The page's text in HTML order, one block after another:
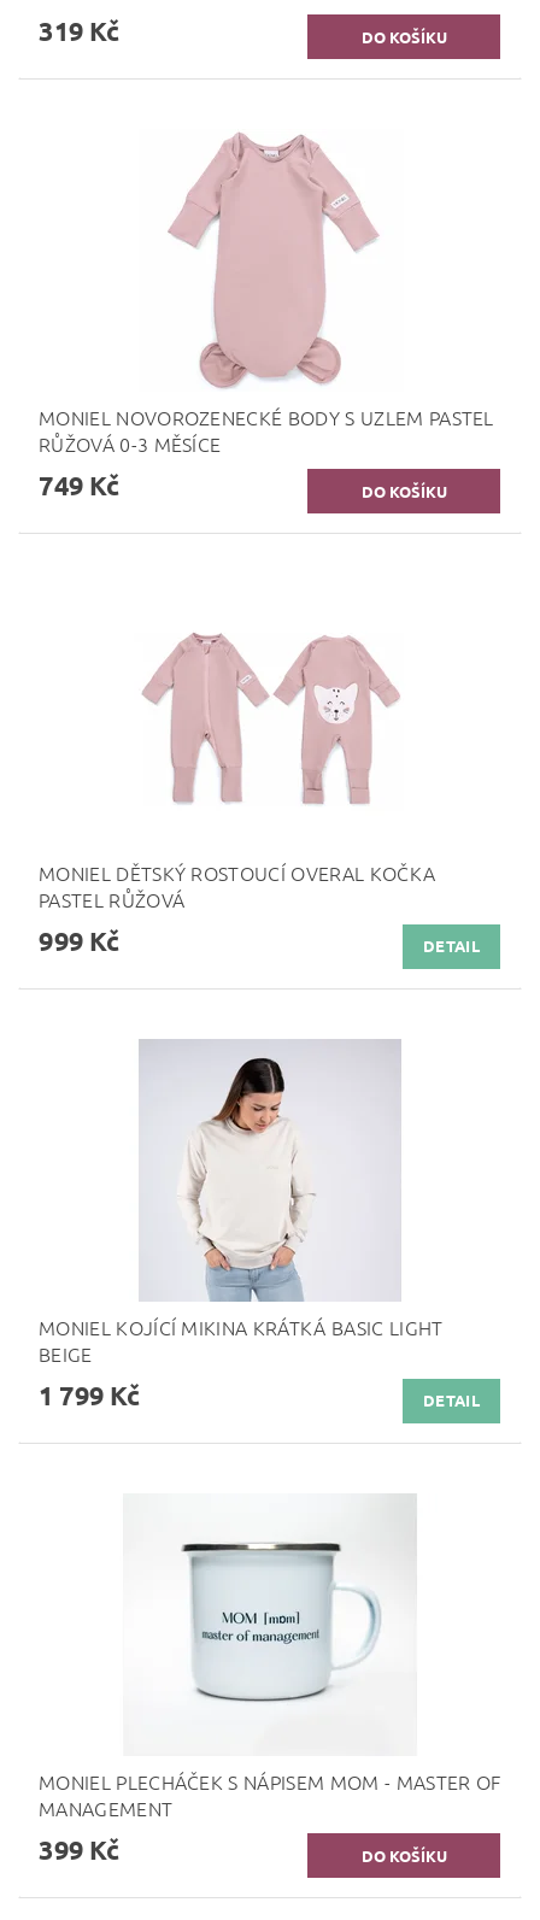
319 Kč
MONIEL NOVOROZENECKÉ BODY S UZLEM PASTEL
RŮŽOVÁ 0-3 MĚSÍCE
749 Kč
MONIEL DĚTSKÝ ROSTOUCÍ OVERAL KOČKA
PASTEL RŮŽOVÁ
999 Kč DETAIL
MONIEL KOJÍCÍ MIKINA KRÁTKÁ BASIC LIGHT
BEIGE
1 799 Kč DETAIL
MONIEL PLECHÁČEK S NÁPISEM MOM - MASTER OF
MANAGEMENT
399 Kč